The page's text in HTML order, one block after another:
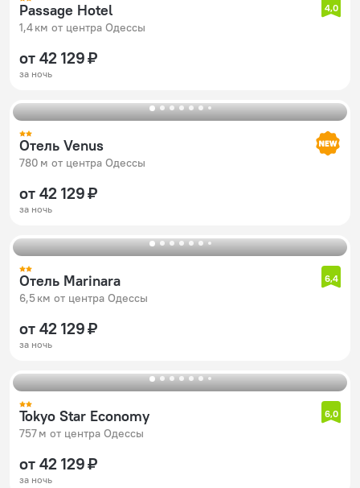
Passage Hotel
1,4 км от центра Одессы
4,0
от 42 129 ₽
за ночь
Отель Venus
780 м от центра Одессы
от 42 129 ₽
за ночь
Отель Marinara
6,5 км от центра Одессы
6,4
от 42 129 ₽
за ночь
Tokyo Star Economy
757 м от центра Одессы
6,0
от 42 129 ₽
за ночь